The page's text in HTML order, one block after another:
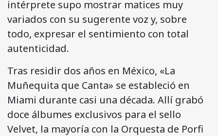
intérprete supo mostrar matices muy
variados con su sugerente voz y, sobre
todo, expresar el sentimiento con total
autenticidad.
Tras residir dos años en México, «La
Muñequita que Canta» se estableció en
Miami durante casi una década. Allí grabó
doce álbumes exclusivos para el sello
Velvet, la mayoría con la Orquesta de Porfi